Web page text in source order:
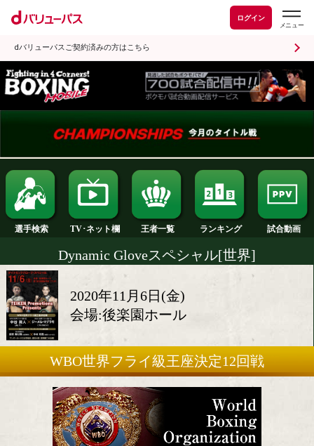
ログイン
dバリューパスご契約済みの方はこちら
選手検索 TV･ネット欄 ランキング
Dynamic Gloveスペシャル[世界]
2020年11月6日(金)
会場:後楽園ホール
WBO世界フライ級王座決定12回